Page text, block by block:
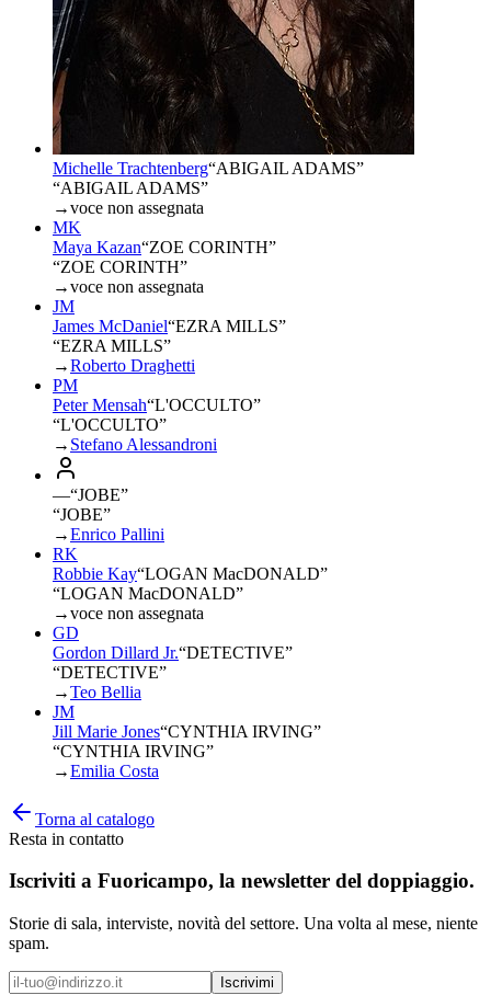
Michelle Trachtenberg“ABIGAIL ADAMS”
“ABIGAIL ADAMS”
→voce non assegnata
MK
Maya Kazan“ZOE CORINTH”
“ZOE CORINTH”
→voce non assegnata
JM
James McDaniel“EZRA MILLS”
“EZRA MILLS”
→Roberto Draghetti
PM
Peter Mensah“L'OCCULTO”
“L'OCCULTO”
→ Stefano Alessandroni
—“JOBE”
“JOBE”
→Enrico Pallini
RK
Robbie Kay“LOGAN MacDONALD”
“LOGAN MacDONALD”
→voce non assegnata
GD
Gordon Dillard Jr.“DETECTIVE”
“DETECTIVE”
→Teo Bellia
JM
Jill Marie Jones“CYNTHIA IRVING”
“CYNTHIA IRVING”
→Emilia Costa
Torna al catalogo
Resta in contatto
Iscriviti a Fuoricampo, la newsletter del doppiaggio.
Storie di sala, interviste, novità del settore. Una volta al mese, niente
spam.
Iscrivimi